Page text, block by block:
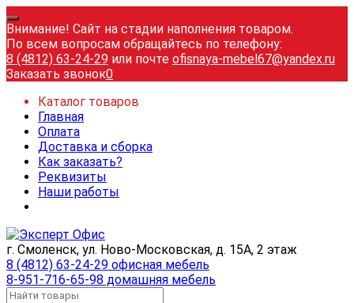
Внимание! Сайт на стадии наполнения товаром.
По всем вопросам обращайтесь по телефону:
8 (4812) 63-24-29 или почте ofisnaya-mebel67@yandex.ru
Заказать звонок0
Каталог товаров
Главная
Оплата
Доставка и сборка
Как заказать?
Реквизиты
Наши работы
г. Смоленск, ул. Ново-Московская, д. 15А, 2 этаж
8 (4812) 63-24-29 офисная мебель
8-951-716-65-98 домашняя мебель